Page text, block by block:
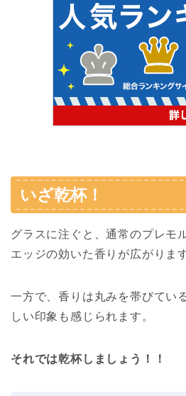
いざ乾杯！
グラスに注ぐと、通常のプレモ
エッジの効いた香りが広がります
一方で、香りは丸みを帯びてい
しい印象も感じられます。
それでは乾杯しましょう！！